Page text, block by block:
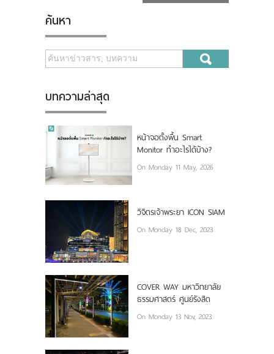
ค้นหา
บทความล่าสุด
หน้าจอตั้งพื้น Smart
Monitor ทำอะไรได้บ้าง?
On Monday 11 May, 2026
วิจิตรเจ้าพระยา ICON SIAM
On Monday 18 Dec, 2023
COVER WAY มหาวิทยาลัย
ธรรมศาสตร์ ศูนย์รังสิต
On Monday 13 Nov, 2023